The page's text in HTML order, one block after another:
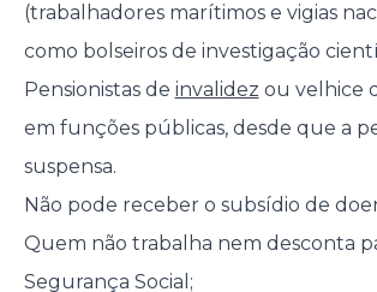
(trabalhadores marítimos e vigias
como bolseiros de investigação
Pensionistas de invalidez ou velhice
em funções públicas, desde que a
suspensa.
Não pode receber o subsídio de
Quem não trabalha nem desconta
Segurança Social;